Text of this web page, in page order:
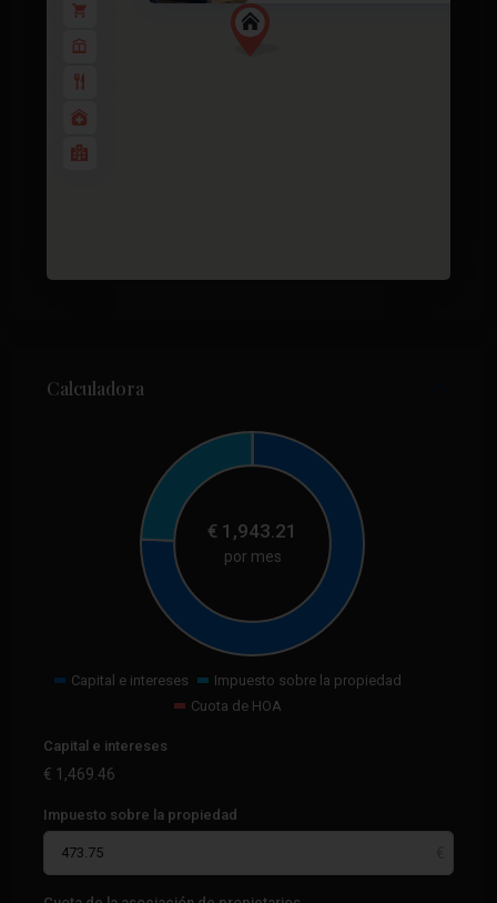
Calculadora
€ 1,943.21
por mes
Capital e intereses
Impuesto sobre la propiedad
Cuota de HOA
Capital e intereses
€ 1,469.46
Impuesto sobre la propiedad